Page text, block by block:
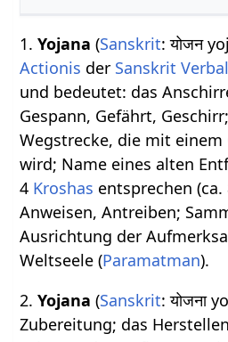
1.Yojana (Sanskrit: योजन
Actionis der Sanskrit
und bedeutet: das
Gespann, Gefährt,
Wegstrecke, die mit
wird; Name eines alten
4 Kroshas entsprechen
Anweisen, Antreiben;
Ausrichtung der
Weltseele (Paramatman).
2.Yojana (Sanskrit: योजना
Zubereitung; das